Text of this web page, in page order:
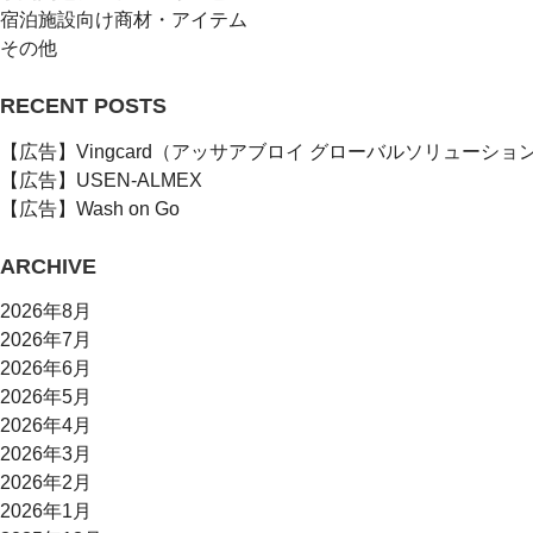
宿泊施設向け商材・アイテム
その他
RECENT POSTS
【広告】Vingcard（アッサアブロイ グローバルソリューショ
【広告】USEN-ALMEX
【広告】Wash on Go
ARCHIVE
2026年8月
2026年7月
2026年6月
2026年5月
2026年4月
2026年3月
2026年2月
2026年1月